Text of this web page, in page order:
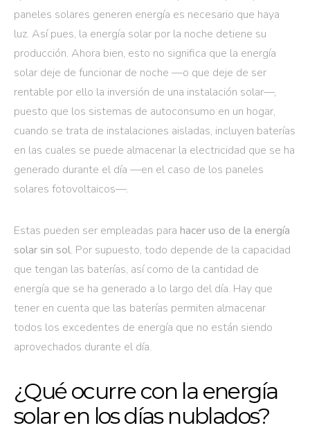
paneles solares generen energía es necesario que haya
luz. Así pues, la energía solar por la noche detiene su
producción. Ahora bien, esto no significa que la energía
solar deje de funcionar de noche —o que deje de ser
rentable por ello la inversión de una instalación solar—,
puesto que los sistemas de autoconsumo en un hogar,
cuando se trata de instalaciones aisladas, incluyen baterías
en las cuales se puede almacenar la electricidad que se ha
generado durante el día —en el caso de los paneles
solares fotovoltaicos—.
Estas pueden ser empleadas para hacer uso de la energía
solar sin sol. Por supuesto, todo depende de la capacidad
que tengan las baterías, así como de la cantidad de
energía que se ha generado a lo largo del día. Hay que
tener en cuenta que las baterías permiten almacenar
todos los excedentes de energía que no están siendo
aprovechados durante el día.
¿Qué ocurre con la energía
solar en los días nublados?